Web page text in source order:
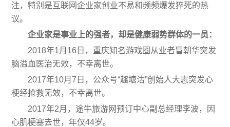
注，特别是互联网企业家创业不易和频频爆发猝死的热
议。
企业家是事业上的强者，却是健康弱势群体的一员：
2018年1月16日，重庆知名游戏圈从业者冒朝华突发
脑溢血医治无效，不幸离世。
2017年10月7日，公众号“趣塘沽”创始人大志突发心
梗经抢救无效，不幸离世。
2017年2月，途牛旅游网预订中心副总经理李波，因
心肌梗塞去世，年仅44岁。